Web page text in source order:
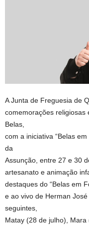
A Junta de Freguesia de
comemorações religiosas
Belas,
com a iniciativa “Belas
da
Assunção, entre 27 e 30
artesanato e animação
destaques do “Belas em
e ao vivo de Herman
seguintes,
Matay (28 de julho),